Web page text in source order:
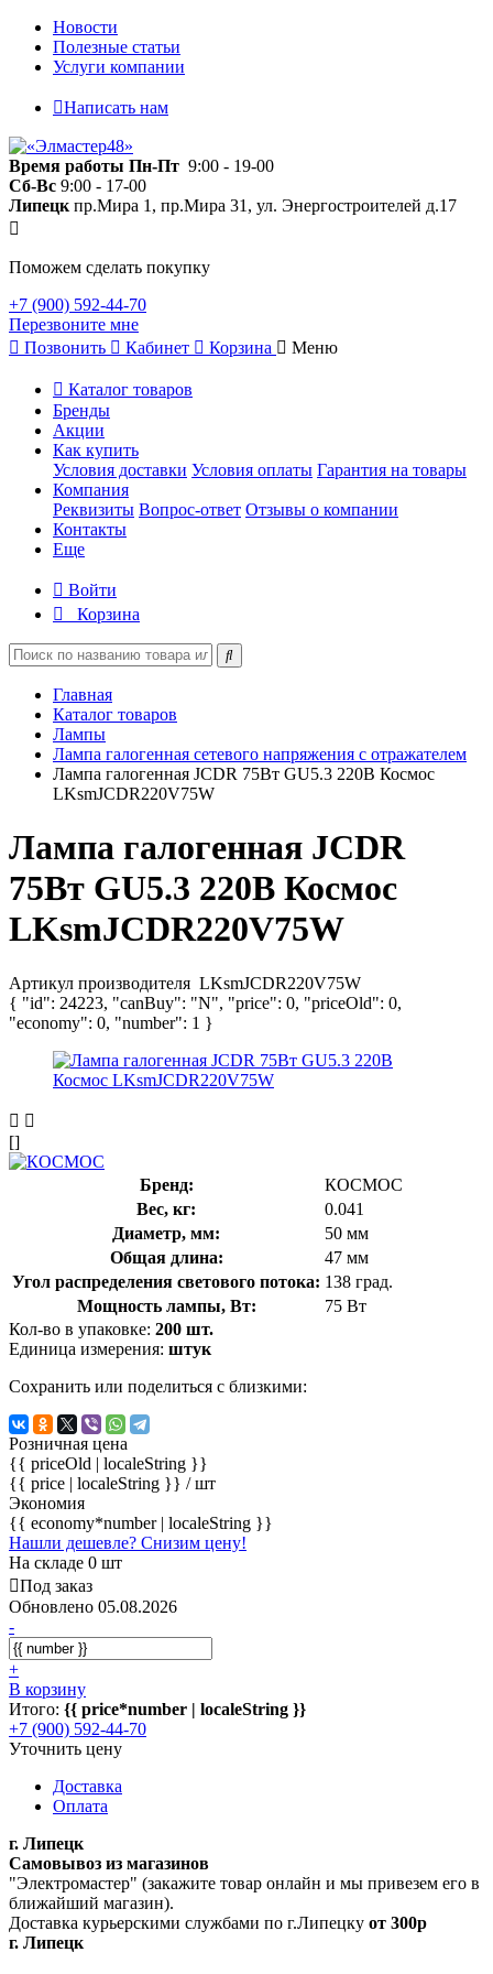
Новости
Полезные статьи
Услуги компании
Написать нам
Время работы Пн-Пт 9:00 - 19-00
Сб-Вс 9:00 - 17-00
Липецк пр.Мира 1, пр.Мира 31, ул. Энергостроителей д.17
Поможем сделать покупку
+7 (900) 592-44-70
Перезвоните мне
Позвонить
Кабинет Корзина Меню
Каталог товаров
Бренды
Акции
Как купить
Условия доставки Условия оплаты Гарантия на товары
Компания
Реквизиты Вопрос-ответ Отзывы о компании
Контакты
Еще
Войти
Корзина
Главная
Каталог товаров
Лампы
Лампа галогенная сетевого напряжения с отражателем
Лампа галогенная JCDR 75Вт GU5.3 220В Космос
LKsmJCDR220V75W
Лампа галогенная JCDR
75Вт GU5.3 220В Космос
LKsmJCDR220V75W
Артикул производителя LKsmJCDR220V75W
{ "id": 24223, "canBuy": "N", "price": 0, "priceOld": 0,
"economy": 0, "number": 1 }
[]
Бренд:
КОСМОС
Вес, кг:
0.041
Диаметр, мм:
50 мм
Общая длина:
47 мм
Угол распределения светового потока: 138 град.
Мощность лампы, Вт:
75 Вт
Кол-во в упаковке: 200 шт.
Единица измерения: штук
Сохранить или поделиться с близкими:
Розничная цена
{{ priceOld | localeString }}
{{ price | localeString }} / шт
Экономия
{{ economy*number | localeString }}
Нашли дешевле? Снизим цену!
На складе 0 шт
Под заказ
Обновлено 05.08.2026
-
+
В корзину
Итого: {{ price*number | localeString }}
+7 (900) 592-44-70
Уточнить цену
Доставка
Оплата
г. Липецк
Самовывоз из магазинов
"Электромастер" (закажите товар онлайн и мы привезем его в
ближайший магазин).
Доставка курьерскими службами по г.Липецку от 300р
г. Липецк